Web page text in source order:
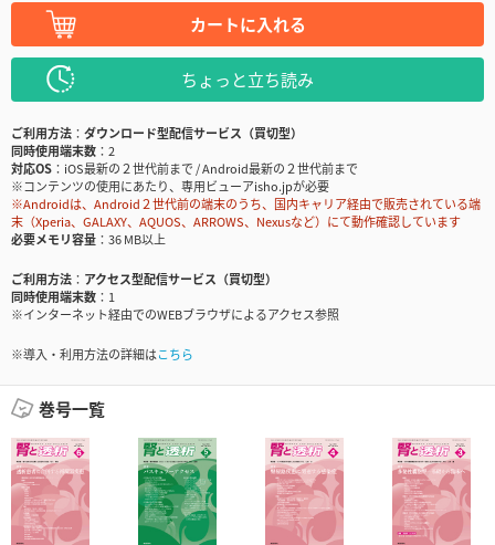
カートに入れる
ちょっと立ち読み
ご利用方法
ダウンロード型配信サービス（買切型）
同時使用端末数
2
対応OS
iOS最新の２世代前まで / Android最新の２世代前まで
※コンテンツの使用にあたり、専用ビューアisho.jpが必要
※Androidは、Android２世代前の端末のうち、国内キャリア経由で販売されている端
末（Xperia、GALAXY、AQUOS、ARROWS、Nexusなど）にて動作確認しています
必要メモリ容量
36 MB以上
ご利用方法
アクセス型配信サービス（買切型）
同時使用端末数
1
※インターネット経由でのWEBブラウザによるアクセス参照
※導入・利用方法の詳細はこちら
巻号一覧